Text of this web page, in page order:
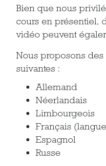
Bien que nous
cours en présentiel,
vidéo peuvent
Nous proposons
suivantes :
Allemand
Néerlandais
Limbourgeois
Français
Espagnol
Russe